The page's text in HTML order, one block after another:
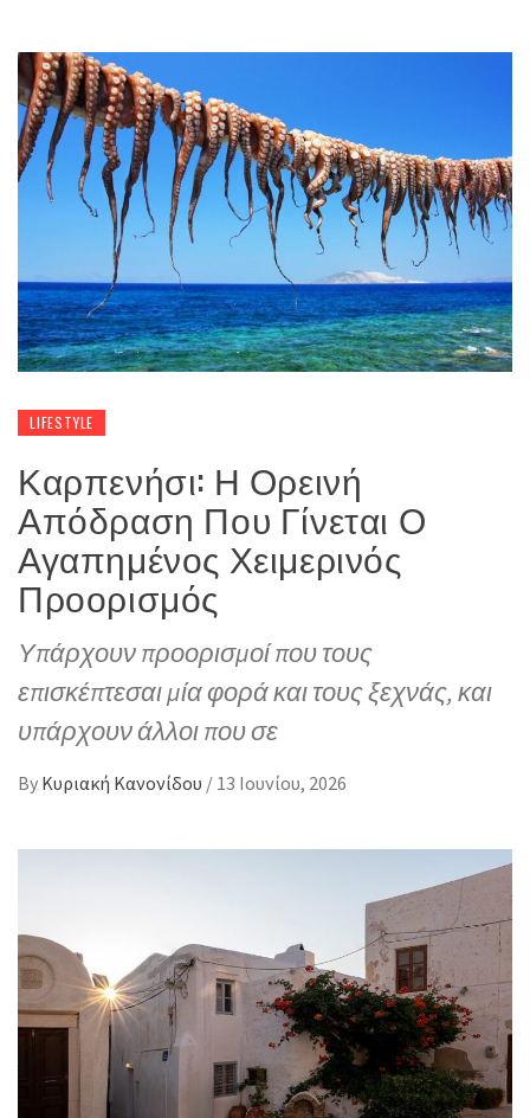
LIFESTYLE
Καρπενήσι: Η Ορεινή
Απόδραση Που Γίνεται Ο
Αγαπημένος Χειμερινός
Προορισμός
Υπάρχουν προορισμοί που τους
επισκέπτεσαι μία φορά και τους ξεχνάς, και
υπάρχουν άλλοι που σε
By Κυριακή Κανονίδου / 13 Ιουνίου, 2026